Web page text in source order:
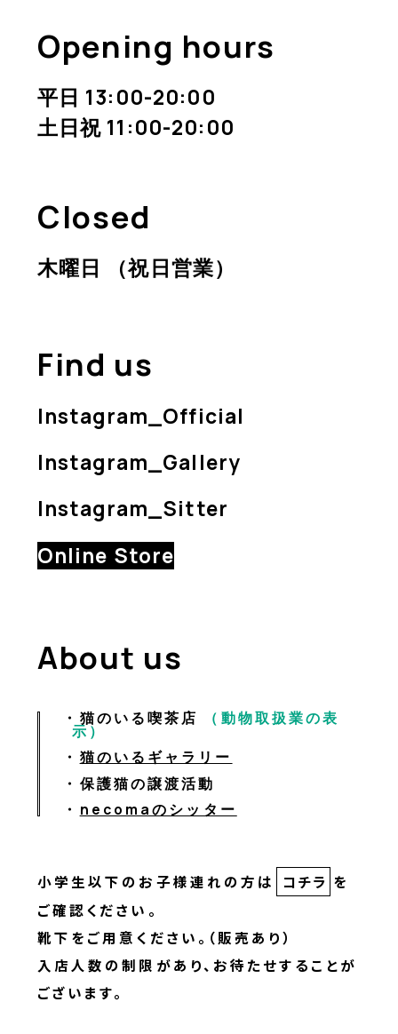
Opening hours
平日 13:00-20:00
土日祝 11:00-20:00
Closed
木曜日 （祝日営業）
Find us
Instagram_Official
Instagram_Gallery
Instagram_Sitter
Online Store
About us
猫のいる喫茶店 （動物取扱業の表
示）
猫のいるギャラリー
保護猫の譲渡活動
necomaのシッター
小学生以下のお子様連れの方は コチラ を
ご確認ください。
靴下をご用意ください。（販売あり）
入店人数の制限があり、お待たせすることが
ございます。